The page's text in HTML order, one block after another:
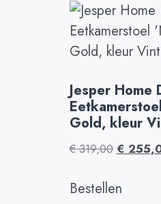
Jesper Home
Gold, kleur
€319,00 €
Bestellen